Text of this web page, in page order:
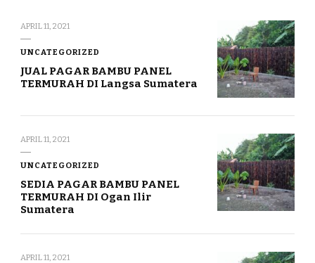
APRIL 11, 2021
UNCATEGORIZED
JUAL PAGAR BAMBU PANEL
TERMURAH DI Langsa Sumatera
APRIL 11, 2021
UNCATEGORIZED
SEDIA PAGAR BAMBU PANEL
TERMURAH DI Ogan Ilir
Sumatera
APRIL 11, 2021